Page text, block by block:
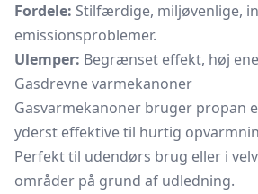
Fordele: Stilfærdige, miljøvenlige,
emissionsproblemer.
Ulemper: Begrænset effekt, høj
Gasdrevne varmekanoner
Gasvarmekanoner bruger propan
yderst effektive til hurtig
Perfekt til udendørs brug eller i
områder på grund af udledning.